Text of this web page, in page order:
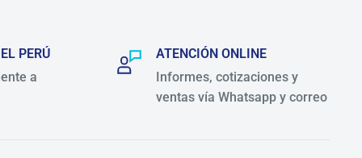
PERÚ
a
ATENCIÓN ONLINE
Informes, cotizaciones y
ventas vía Whatsapp y correo